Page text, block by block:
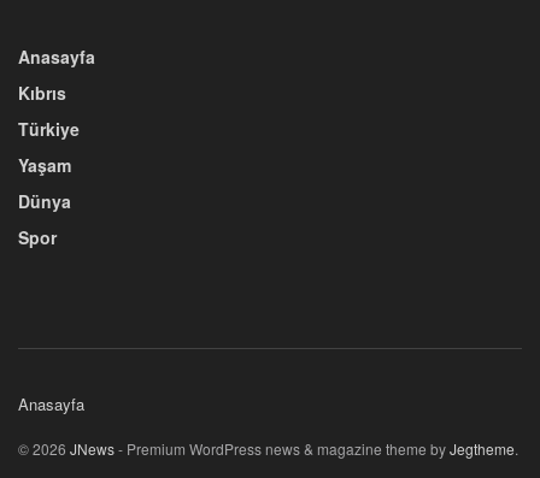
Anasayfa
Kıbrıs
Türkiye
Yaşam
Dünya
Spor
Anasayfa
© 2026 JNews- Premium WordPress news & magazine theme byJegtheme.